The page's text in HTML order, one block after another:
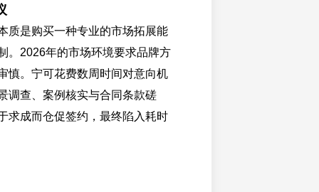
质是购买一种专业的市场拓展能
。2026年的市场环境要求品牌方
慎。宁可花费数周时间对意向机
调查、案例核实与合同条款磋
求成而仓促签约，最终陷入耗时